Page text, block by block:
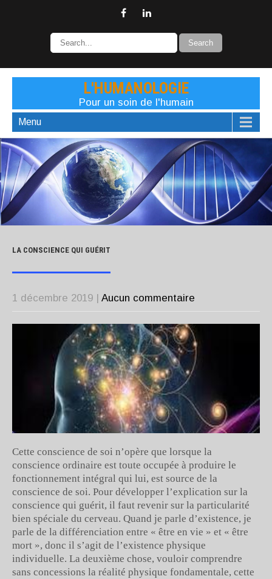
L'HUMANOLOGIE
Pour un soin de l'humain
Menu
LA CONSCIENCE QUI GUÉRIT
1 décembre 2019 Aucun commentaire
Cette conscience de soi n’opère que lorsque la
conscience ordinaire est toute occupée à produire le
fonctionnement intégral qui lui, est source de la
conscience de soi. Pour développer l’explication sur la
conscience qui guérit, il faut revenir sur la particularité
bien spéciale du cerveau. Quand je parle d’existence, je
parle de la différenciation entre « être en vie » et « être
mort », donc il s’agit de l’existence physique
individuelle. La deuxième chose, vouloir comprendre
sans concessions la réalité physique fondamentale, cette